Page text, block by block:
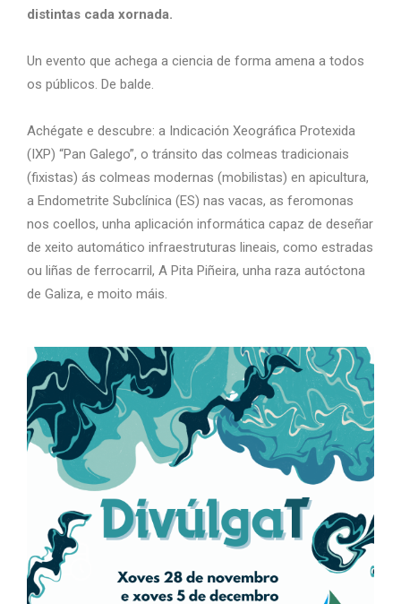
distintas cada xornada.
Un evento que achega a ciencia de forma amena a todos
os públicos. De balde.
Achégate e descubre: a Indicación Xeográfica Protexida
(IXP) “Pan Galego”, o tránsito das colmeas tradicionais
(fixistas) ás colmeas modernas (mobilistas) en apicultura,
a Endometrite Subclínica (ES) nas vacas, as feromonas
nos coellos, unha aplicación informática capaz de deseñar
de xeito automático infraestruturas lineais, como estradas
ou liñas de ferrocarril, A Pita Piñeira, unha raza autóctona
de Galiza, e moito máis.